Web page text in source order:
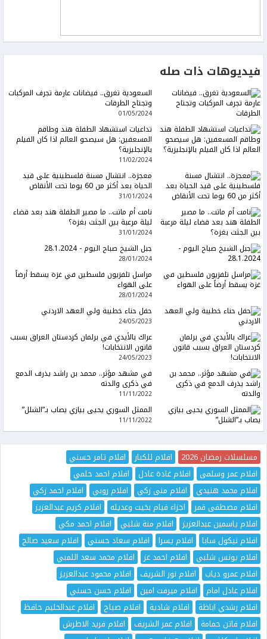
فيديوهات ذات صله
السعودية تغرق.. فيضانات عارمة تجرف المركبات
وتجتاح الطرقات
01/05/2024
تداعيات استشهاد الطفلة هند وطاقم
المسعفين: هل سيصحو العالم اذا كان الفيلم
بالإنجليزية؟
11/02/2024
معجزة.. انتشال مسنة فلسطينية على قيد
الحياة بعد أكثر من 60 يوما تحت الأنقاض
31/01/2024
نامت أم ماتت.. ما مصير الطفلة هند بعد قضاء
ليلة مرعبة بين الجثث بغزة؟
31/01/2024
جبل الشيخ صباح اليوم - 28.1.2024
28/01/2024
مراسل تلفزيون فلسطين في غزة يسقط أرضاً
على الهواء
28/01/2024
حفل حناء خطيبة ولي العهد الاردني
24/05/2023
عراك بالأيدي في برلمان كردستان العراق بسبب
قانون الانتخابات!
24/05/2023
في مشهد مؤثر.. محمد بن راشد يذرف الدمع
في ذكرى والدته
11/11/2022
الممثل السوري يحيى بيازي يصاب بـ”الشلل”
11/11/2022
مسلسلات رمضان 2026 افلام للكبار
افلام تامر حسني
افلام عمر وسلمى
افلام غادة عادل
افلام احمد حلمي
افلام محمد هنيدي
افلام منى زكي افلام روبي
افلام احمد زكي
افلام مصطفى قمر
اجزاء فيام بخيت وعديله
افلام كريم عبدالعزيز
افلام ياسمين عبدالعزيز
افلام منة شلبي
افلام احمد مكي
افلام نيكول سابا
افلام يسرا افلام سعاد حسني
افلام سعيد صالح
افلام يونس شلبي
افلام احمد عز
افلام محمد سعد اللمبي
افلام عمرو دياب
افلام نور الشريف
افلام محمود عبدالعزيز
افلام عادل امام
افلام ميرفت امين
افلام حسن حسني
افلام رشدي اباظة
افلام شادية افلام صباح
افلام عبدالحليم حافظ
افلام فاتن حمامة
افلام عمر الشريف
افلام فريد الاطرش